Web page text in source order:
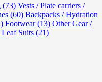
(73) Vests / Plate carriers /
(60) Backpacks / Hydration
Footwear (13) Other Gear /
Suits (21)